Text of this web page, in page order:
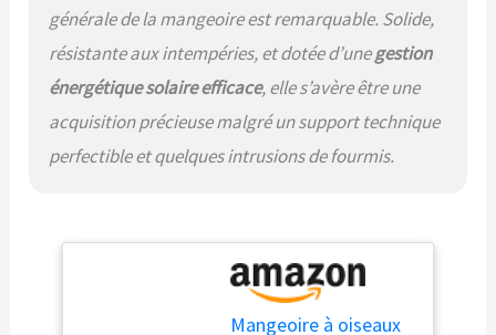
générale de la mangeoire est remarquable. Solide,
résistante aux intempéries, et dotée d’unegestion
énergétique solaire efficace, elle s’avère être une
acquisition précieuse malgré un support technique
perfectible et quelques intrusions de fourmis.
Mangeoire à oiseaux